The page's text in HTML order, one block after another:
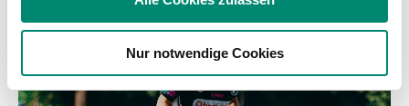
weiteren Daten zusammen, die Sie ihnen bereitgestellt
haben oder die sie im Rahmen Ihrer Nutzung der Dienste
gesammelt haben.
Nur notwendige Cookies